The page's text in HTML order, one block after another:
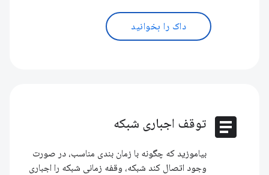
داک را بخوانید
article توقف اجباری شبکه
بیاموزید که چگونه با زمان بندی مناسب، در صورت
وجود اتصال کند شبکه، وقفه زمانی شبکه را اجباری